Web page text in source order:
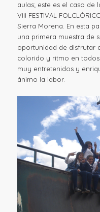
aulas; este es el caso de
VIII FESTIVAL
Sierra Morena. En esta
una primera muestra de
oportunidad de disfrutar
colorido y ritmo en
muy entretenidos y
ánimo la labor.